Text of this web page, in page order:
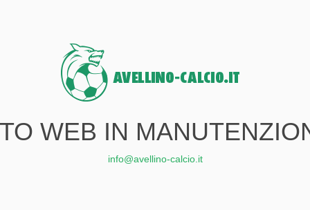
WEB IN
info@avellino-calcio.it